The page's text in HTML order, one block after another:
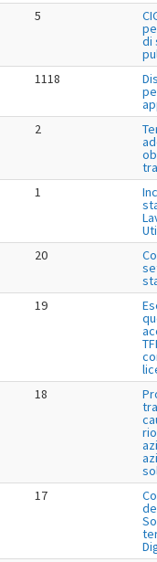
5
di
1118
2
1
20
19
18
17